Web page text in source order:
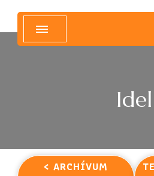
Idel
< ARCHÍVUM